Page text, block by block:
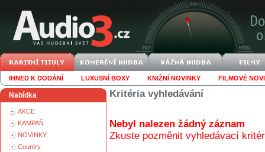
IHNED K DODÁNÍ LUXUSNÍ BOXY KNIŽNÍ NOVINKY FILMOVÉ
Nabídka
AKCE
KAMPAŇ
NOVINKY
Country
Kritéria vyhledávání
Nebyl nalezen žádný záznam
Zkuste pozměnit vyhledávací